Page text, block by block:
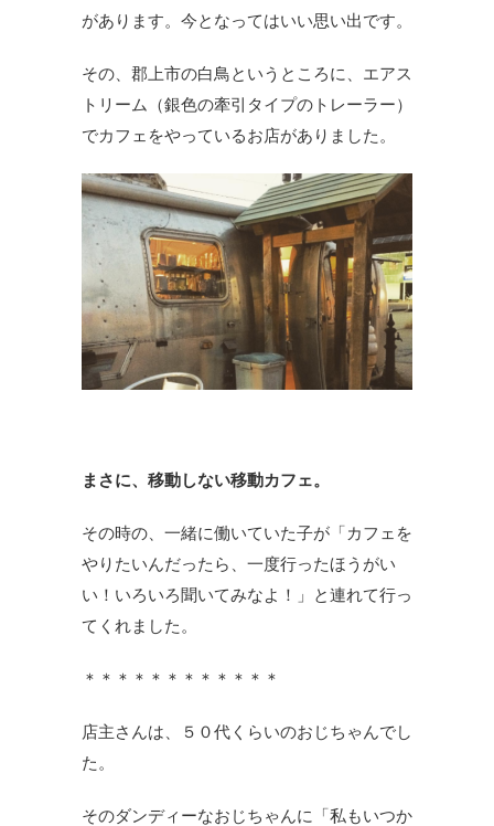
があります。今となってはいい思い出です。
その、郡上市の白鳥というところに、エアス
トリーム（銀色の牽引タイプのトレーラー）
でカフェをやっているお店がありました。
まさに、移動しない移動カフェ。
その時の、一緒に働いていた子が「カフェを
やりたいんだったら、一度行ったほうがい
い！いろいろ聞いてみなよ！」と連れて行っ
てくれました。
＊＊＊＊＊＊＊＊＊＊＊＊
店主さんは、５０代くらいのおじちゃんでし
た。
そのダンディーなおじちゃんに「私もいつか